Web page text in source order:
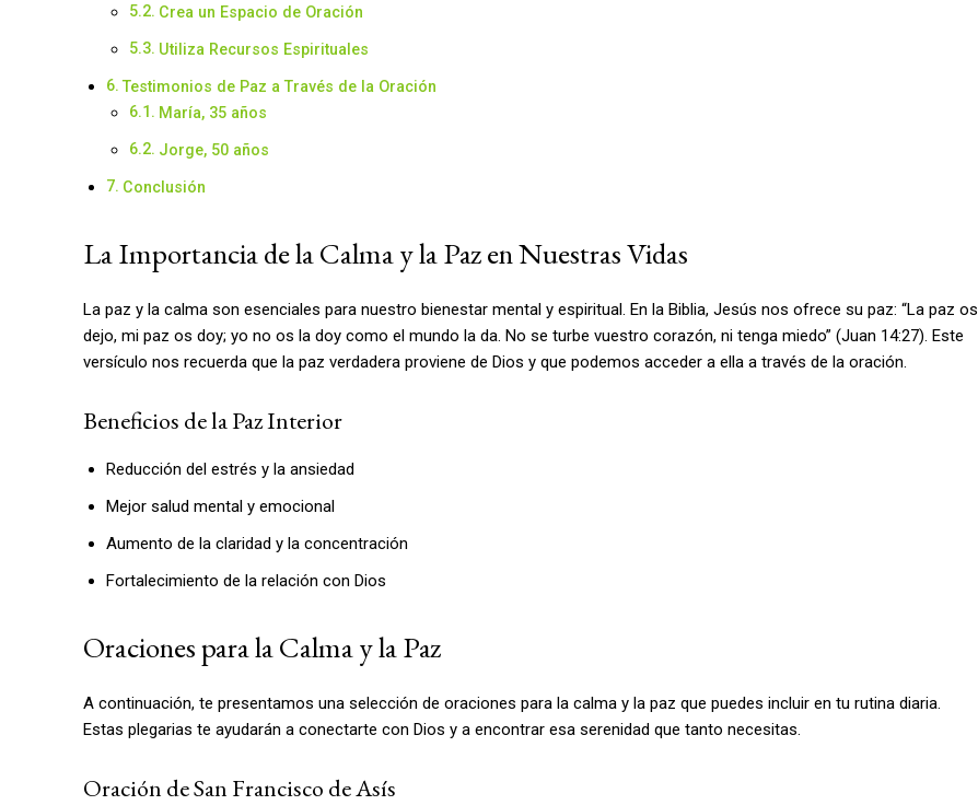
Crea un Espacio de Oración
Utiliza Recursos Espirituales
Testimonios de Paz a Través de la Oración
María, 35 años
Jorge, 50 años
Conclusión
La Importancia de la Calma y la Paz en Nuestras Vidas
La paz y la calma son esenciales para nuestro bienestar mental y espiritual. En la Biblia, Jesús nos ofrece su paz: “La paz os
dejo, mi paz os doy; yo no os la doy como el mundo la da. No se turbe vuestro corazón, ni tenga miedo” (Juan 14:27). Este
versículo nos recuerda que la paz verdadera proviene de Dios y que podemos acceder a ella a través de la oración.
Beneficios de la Paz Interior
Reducción del estrés y la ansiedad
Mejor salud mental y emocional
Aumento de la claridad y la concentración
Fortalecimiento de la relación con Dios
Oraciones para la Calma y la Paz
A continuación, te presentamos una selección de oraciones para la calma y la paz que puedes incluir en tu rutina diaria.
Estas plegarias te ayudarán a conectarte con Dios y a encontrar esa serenidad que tanto necesitas.
Oración de San Francisco de Asís